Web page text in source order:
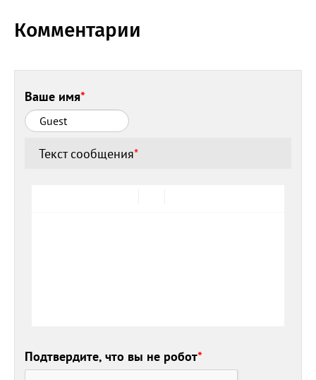
Комментарии
Ваше имя*
Текст сообщения*
Подтвердите, что вы не робот*